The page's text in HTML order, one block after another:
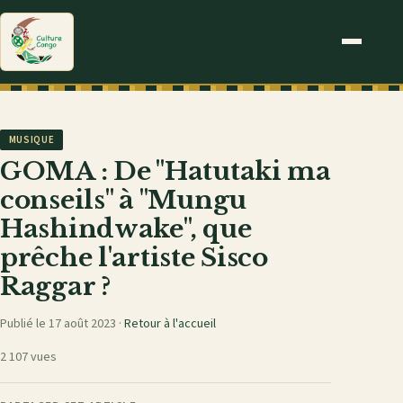
MUSIQUE
GOMA : De "Hatutaki ma
conseils" à "Mungu
Hashindwake", que
prêche l'artiste Sisco
Raggar ?
Publié le 17 août 2023 · Retour à l'accueil
2 107 vues